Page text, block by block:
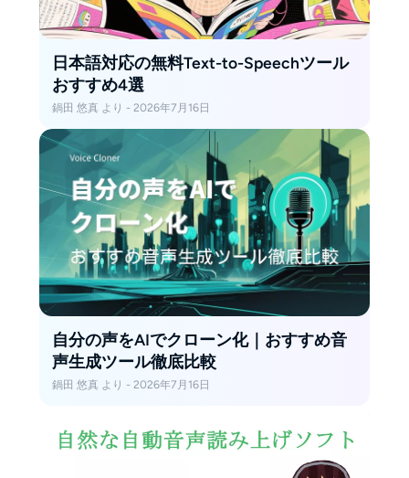
日本語対応の無料Text-to-Speechツール
おすすめ4選
鍋田 悠真 より - 2026年7月16日
自分の声をAIでクローン化｜おすすめ音
声生成ツール徹底比較
鍋田 悠真 より - 2026年7月16日